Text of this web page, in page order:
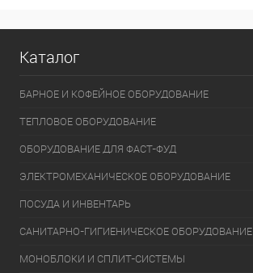
Каталог
БАРНОЕ И КОФЕЙНОЕ ОБОРУДОВАНИЕ
ТЕПЛОВОЕ ОБОРУДОВАНИЕ
ОБОРУДОВАНИЕ ДЛЯ ФАСТ-ФУД
ЭЛЕКТРОМЕХАНИЧЕСКОЕ ОБОРУДОВАНИЕ
ПОСУДА И ИНВЕНТАРЬ
САНИТАРНО-ГИГИЕНИЧЕСКОЕ ОБОРУДОВАНИЕ
МОНОБЛОКИ И СПЛИТ-СИСТЕМЫ